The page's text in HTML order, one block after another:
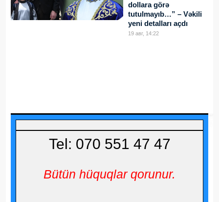
dollara görə
tutulmayıb…” – Vəkili
yeni detalları açdı
19 авг, 14:22
Tel: 070 551 47 47
Bütün hüquqlar qorunur.